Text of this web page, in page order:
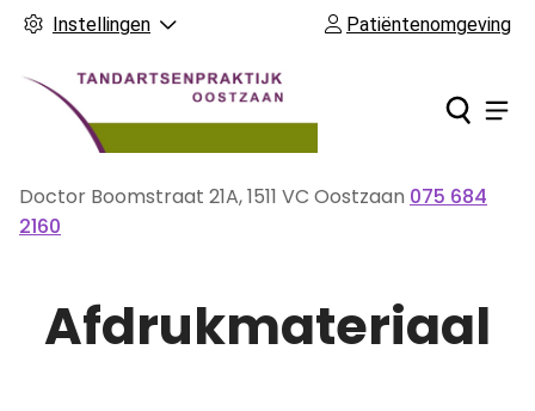
Instellingen Patiëntenomgeving
Doctor Boomstraat 21A,1511 VC Oostzaan Tel:
075 684
2160
Afdrukmateriaal